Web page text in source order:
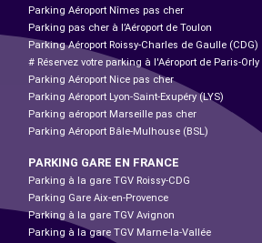
Parking Aéroport Nîmes pas cher
Parking pas cher à l’Aéroport de Toulon
Parking Aéroport Roissy-Charles de Gaulle (CDG)
# Réservez votre parking à l'Aéroport de Paris-
Parking Aéroport Nice pas cher
Parking Aéroport Lyon-Saint-Exupéry (LYS)
Parking aéroport Marseille pas cher
Parking Aéroport Bâle-Mulhouse (BSL)
PARKING GARE EN FRANCE
Parking à la gare TGV Roissy-CDG
Parking Gare Aix-en-Provence
Parking à la gare TGV Avignon
Parking à la gare TGV Marne-la-Vallée